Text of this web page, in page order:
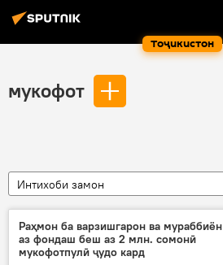
Тоҷикистон
мукофот
Интихоби замон
Раҳмон ба варзишгарон ва мураббиён
аз фондаш беш аз 2 млн. сомонӣ
мукофотпулӣ ҷудо кард